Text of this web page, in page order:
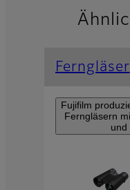
Ferngläser
Fujifilm
Ferngläsern
und